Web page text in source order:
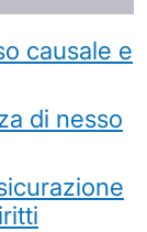
causale e
di nesso